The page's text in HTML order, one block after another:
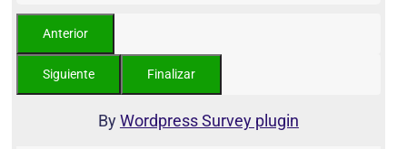
ByWordpress Survey plugin